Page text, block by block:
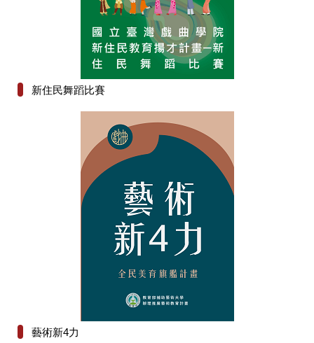
新住民舞蹈比賽
藝術新4力